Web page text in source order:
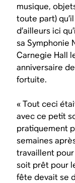
musique,
toute part)
d’ailleurs ici
sa Symphonie
Carnegie Hall
anniversaire
fortuite.
« Tout ceci
avec ce petit
pratiquement
semaines
travaillent
soit prêt pour
fête devait se